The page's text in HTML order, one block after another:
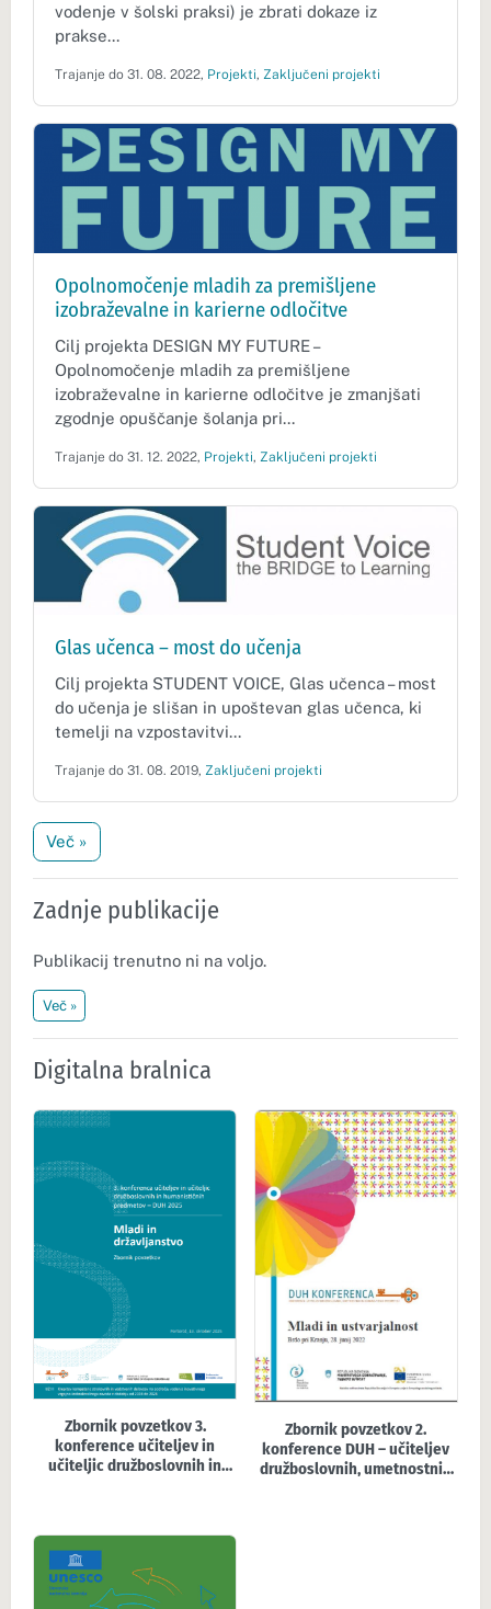
vodenje v šolski praksi) je zbrati dokaze iz
prakse...
Trajanje do 31. 08. 2022, Projekti, Zaključeni projekti
Opolnomočenje mladih za premišljene
izobraževalne in karierne odločitve
Cilj projekta DESIGN MY FUTURE –
Opolnomočenje mladih za premišljene
izobraževalne in karierne odločitve je zmanjšati
zgodnje opuščanje šolanja pri...
Trajanje do 31. 12. 2022, Projekti, Zaključeni projekti
Glas učenca – most do učenja
Cilj projekta STUDENT VOICE, Glas učenca – most
do učenja je slišan in upoštevan glas učenca, ki
temelji na vzpostavitvi...
Trajanje do 31. 08. 2019, Zaključeni projekti
Več »
Zadnje publikacije
Publikacij trenutno ni na voljo.
Več »
Digitalna bralnica
Zbornik povzetkov 3.
konference učiteljev in
učiteljic družboslovnih in
Zbornik povzetkov 2.
konference DUH – učiteljev
družboslovnih, umetnostnih